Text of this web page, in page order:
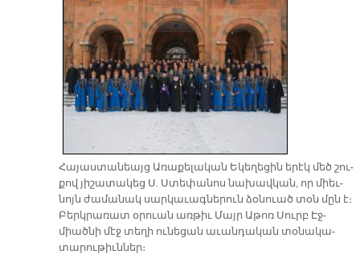
Հա­յաս­տա­նեայց Ա­ռա­քե­լա­կան Ե­կե­ղե­ցին ե­րէկ մեծ շու­
քով յի­շա­տա­կեց Ս. Ստե­փա­նոս նա­խավ­կան, որ միեւ­
նոյն ժա­մա­նակ սար­կա­ւագ­նե­րուն ձօ­նուած տօն մըն է։
Բերկ­րա­ռատ օ­րուան առ­թիւ Մայր Ա­թոռ Սուրբ Էջ­
միած­նի մէջ տե­ղի ու­նե­ցան ա­ւան­դա­կան տօ­նա­կա­
տա­րու­թիւն­ներ։